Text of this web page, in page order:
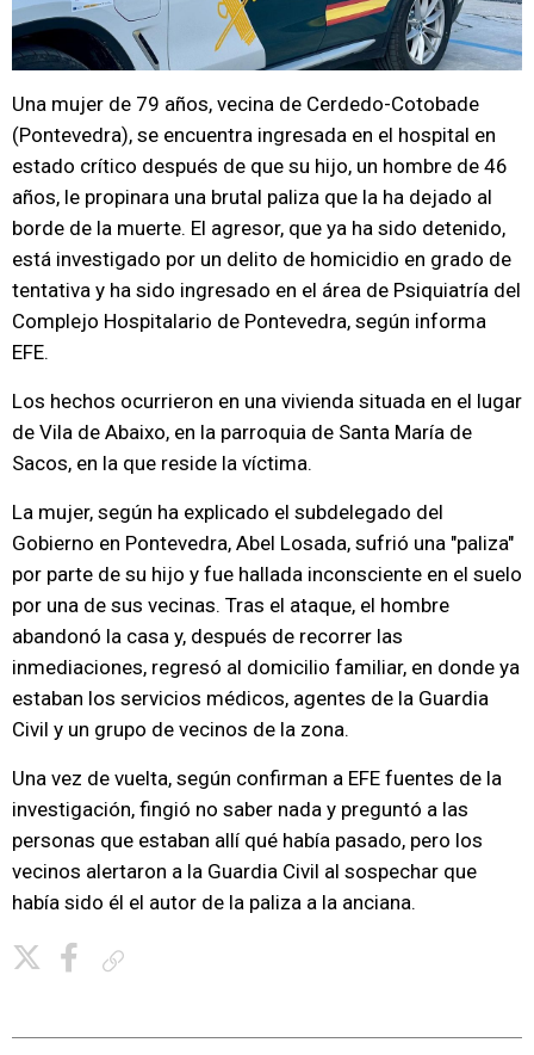
Una mujer de 79 años, vecina de Cerdedo-Cotobade
(Pontevedra), se encuentra ingresada en el hospital en
estado crítico después de que su hijo, un hombre de 46
años, le propinara una brutal paliza que la ha dejado al
borde de la muerte. El agresor, que ya ha sido detenido,
está investigado por un delito de homicidio en grado de
tentativa y ha sido ingresado en el área de Psiquiatría del
Complejo Hospitalario de Pontevedra, según informa
EFE.
Los hechos ocurrieron en una vivienda situada en el lugar
de Vila de Abaixo, en la parroquia de Santa María de
Sacos, en la que reside la víctima.
La mujer, según ha explicado el subdelegado del
Gobierno en Pontevedra, Abel Losada, sufrió una "paliza"
por parte de su hijo y fue hallada inconsciente en el suelo
por una de sus vecinas. Tras el ataque, el hombre
abandonó la casa y, después de recorrer las
inmediaciones, regresó al domicilio familiar, en donde ya
estaban los servicios médicos, agentes de la Guardia
Civil y un grupo de vecinos de la zona.
Una vez de vuelta, según confirman a EFE fuentes de la
investigación, fingió no saber nada y preguntó a las
personas que estaban allí qué había pasado, pero los
vecinos alertaron a la Guardia Civil al sospechar que
había sido él el autor de la paliza a la anciana.